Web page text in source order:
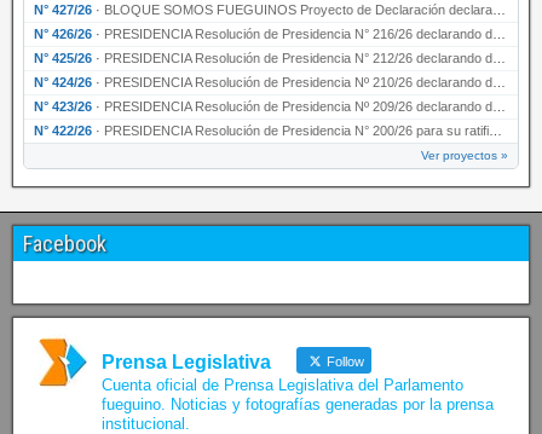
N° 427/26 · BLOQUE SOMOS FUEGUINOS Proyecto de Declaración declarando de interés provincial PRESIDENCI…
N° 426/26 · PRESIDENCIA Resolución de Presidencia N° 216/26 declarando de interés provincial la labor …
N° 425/26 · PRESIDENCIA Resolución de Presidencia N° 212/26 declarando de interés provincial el “50° A…
N° 424/26 · PRESIDENCIA Resolución de Presidencia Nº 210/26 declarando de interés provincial el proyec…
N° 423/26 · PRESIDENCIA Resolución de Presidencia Nº 209/26 declarando de interés provincial la presen…
N° 422/26 · PRESIDENCIA Resolución de Presidencia N° 200/26 para su ratificación.
Ver proyectos »
Facebook
Prensa Legislativa Follow
Cuenta oficial de Prensa Legislativa del Parlamento
fueguino. Noticias y fotografías generadas por la prensa
institucional.